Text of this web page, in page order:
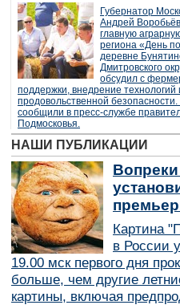
Губернатор
Андрей
главную
региона «День
деревне
Дмитровского
обсудил с
поддержки, внедрение технологий
продовольственной
сообщили в пресс-службе
Подмосковья.
НАШИ ПУБЛИКАЦИИ
Картина
в России
19.00 мск первого дня
больше, чем другие
картины, включая